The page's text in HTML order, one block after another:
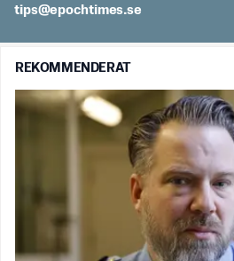
es.semithcope@spit
REKOMMENDERAT